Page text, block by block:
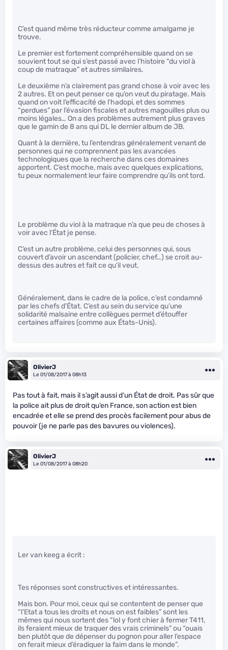
C’est quand même très réducteur comme amalgame je
trouve.
Le premier est fortement compréhensible quand on se
souvient tout se qui s’est passé avec l’histoire “du viol à
coup de matraque” et autres similaires.
Le deuxième n’a clairement pas grand chose à voir avec les
2 autres. Et on peut penser ce qu’on veut du piratage. Mais
quand on voit l’efficacité de l’hadopi, et des sommes
“perdues” par l’évasion fiscales et autres magouilles plus ou
moins légales… On a des problèmes autrement plus graves
que le gamin de 8 ans qui DL le dernier album de JB.
Quant à la dernière, tu l’entendras généralement venant de
personnes qui ne comprennent pas les avancées
technologiques que la recherche dans ces domaines
apportent. C’est moche, mais avec quelques explications,
tu peux normalement leur faire comprendre qu’ils ont tord.
Le problème du viol à la matraque n’a que peu de choses à
voir avec l’État je pense.
C’est un autre problème, celui des personnes qui, sous
couvert d’avoir un ascendant (policier, chef…) se croit au-
dessus des autres et fait ce qu’il veut.
Généralement, dans le cadre de la police, c’est condamné
par les chefs d’État. C’est au sein du service qu’une
solidarité malsaine entre collègues permet d’étouffer
certaines affaires (comme aux États-Unis).
OlivierJ
Le 01/08/2017 à 08h13
Pas tout à fait, mais il s’agit aussi d’un État de droit. Pas sûr que
la police ait plus de droit qu’en France, son action est bien
encadrée et elle se prend des procès facilement pour abus de
pouvoir (je ne parle pas des bavures ou violences).
OlivierJ
Le 01/08/2017 à 08h20
Ler van keeg a écrit :
Tes réponses sont constructives et intéressantes.
Mais bon. Pour moi, ceux qui se contentent de penser que
“l’Etat a tous les droits et nous on est faibles” sont les
mêmes qui nous sortent des “lol y font chier à fermer T411,
ils feraient mieux de traquer des vrais criminels” ou “ouais
ben plutôt que de dépenser du pognon pour aller l’espace
on ferait mieux d’éradiquer la faim dans le monde”.